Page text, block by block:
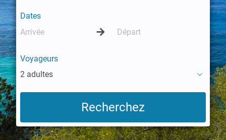
Dates
Voyageurs
2 adultes